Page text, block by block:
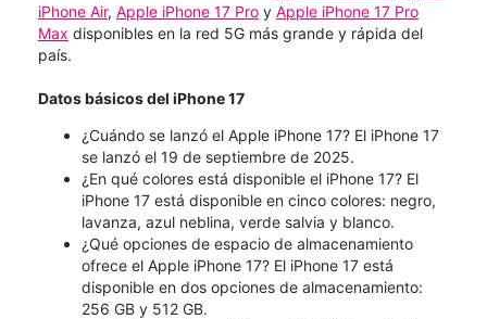
iPhone Air, Apple iPhone 17 Pro y Apple iPhone 17 Pro
Max disponibles en la red 5G más grande y rápida del
país.
Datos básicos del iPhone 17
¿Cuándo se lanzó el Apple iPhone 17? El iPhone 17
se lanzó el 19 de septiembre de 2025.
¿En qué colores está disponible el iPhone 17? El
iPhone 17 está disponible en cinco colores: negro,
lavanza, azul neblina, verde salvia y blanco.
¿Qué opciones de espacio de almacenamiento
ofrece el Apple iPhone 17? El iPhone 17 está
disponible en dos opciones de almacenamiento:
256 GB y 512 GB.